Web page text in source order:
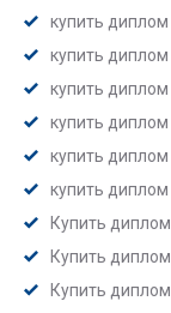
купить диплом
купить диплом
купить диплом
купить диплом
купить диплом
купить диплом
Купить диплом
Купить диплом
Купить диплом